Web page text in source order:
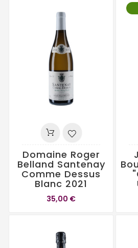
Domaine Roger
Belland Santenay
Comme Dessus
Blanc 2021
35,00 €